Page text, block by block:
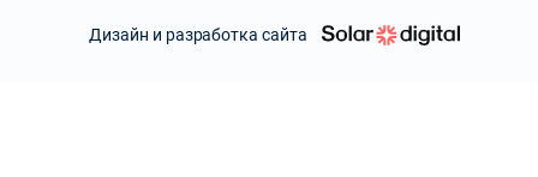
Дизайн и разработка сайта